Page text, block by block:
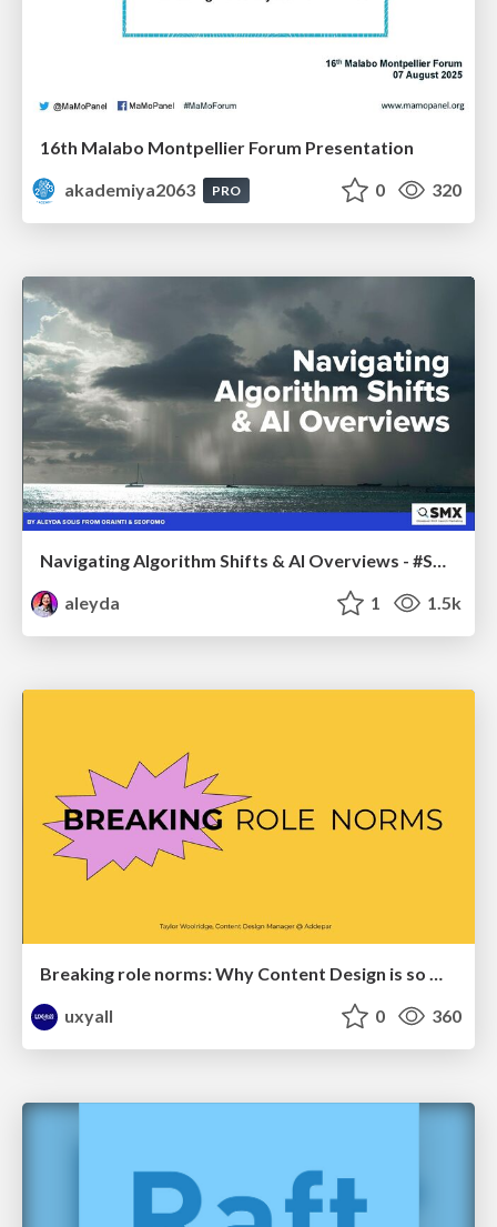
16th Malabo Montpellier Forum Presentation
akademiya2063
PRO 0 320
Navigating Algorithm Shifts & AI Overviews - #SMXNext
aleyda
1 1.5k
Breaking role norms: Why Content Design is so much more than writing copy - Taylor Woolridge
uxyall
0 360